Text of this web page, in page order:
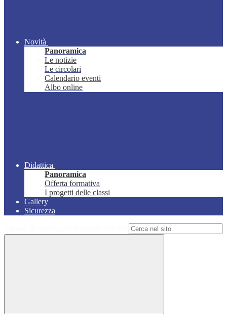
Novità
Panoramica
Le notizie
Le circolari
Calendario eventi
Albo online
Didattica
Panoramica
Offerta formativa
I progetti delle classi
Gallery
Sicurezza